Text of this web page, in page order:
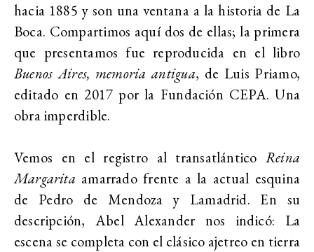
hacia 1885 y son una ventana a la historia de La
Boca. Compartimos aquí dos de ellas; la primera
que presentamos fue reproducida en el libro
Buenos Aires, memoria antigua, de Luis Priamo,
editado en 2017 por la Fundación CEPA. Una
obra imperdible.
Vemos en el registro al transatlántico Reina
Margarita amarrado frente a la actual esquina
de Pedro de Mendoza y Lamadrid. En su
descripción, Abel Alexander nos indicó: La
escena se completa con el clásico ajetreo en tierra